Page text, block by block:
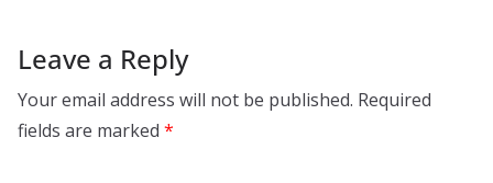
Leave a Reply
Your email address will not be published. Required
fields are marked *